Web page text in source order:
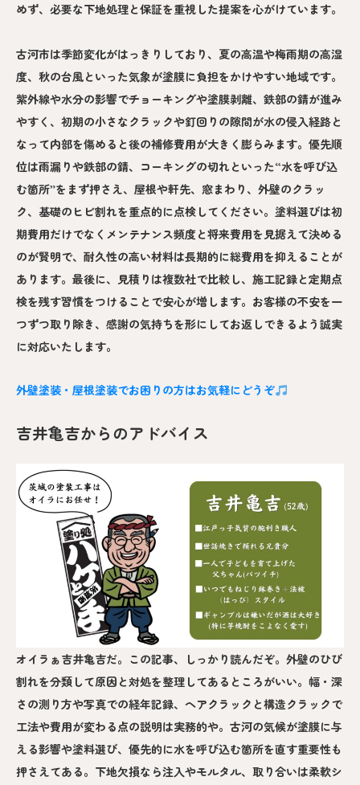
めず、必要な下地処理と保証を重視した提案を心がけています。
古河市は季節変化がはっきりしており、夏の高温や梅雨期の高湿
度、秋の台風といった気象が塗膜に負担をかけやすい地域です。
紫外線や水分の影響でチョーキングや塗膜剥離、鉄部の錆が進み
やすく、初期の小さなクラックや釘回りの隙間が水の侵入経路と
なって内部を傷めると後の補修費用が大きく膨らみます。優先順
位は雨漏りや鉄部の錆、コーキングの切れといった“水を呼び込
む箇所”をまず押さえ、屋根や軒先、窓まわり、外壁のクラッ
ク、基礎のヒビ割れを重点的に点検してください。塗料選びは初
期費用だけでなくメンテナンス頻度と将来費用を見据えて決める
のが賢明で、耐久性の高い材料は長期的に総費用を抑えることが
あります。最後に、見積りは複数社で比較し、施工記録と定期点
検を残す習慣をつけることで安心が増します。お客様の不安を一
つずつ取り除き、感謝の気持ちを形にしてお返しできるよう誠実
に対応いたします。
外壁塗装・屋根塗装でお困りの方はお気軽にどうぞ
吉井亀吉からのアドバイス
オイラぁ吉井亀吉だ。この記事、しっかり読んだぞ。外壁のひび
割れを分類して原因と対処を整理してあるところがいい。幅・深
さの測り方や写真での経年記録、ヘアクラックと構造クラックで
工法や費用が変わる点の説明は実務的や。古河の気候が塗膜に与
える影響や塗料選び、優先的に水を呼び込む箇所を直す重要性も
押さえてある。下地欠損なら注入やモルタル、取り合いは柔軟シ